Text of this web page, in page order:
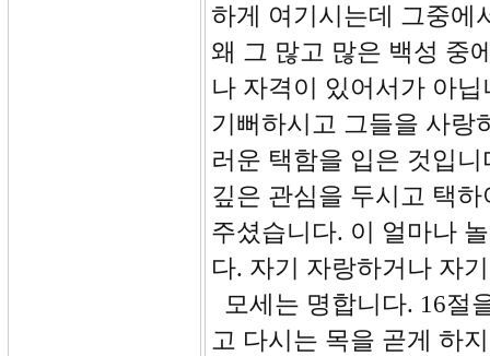
하게 여기시는데 그중에
왜 그 많고 많은 백성 중
나 자격이 있어서가 아
기뻐하시고 그들을 사랑
러운 택함을 입은 것입
깊은 관심을 두시고 택
주셨습니다. 이 얼마나
다. 자기 자랑하거나 자
모세는 명합니다. 16절
고 다시는 목을 곧게 하